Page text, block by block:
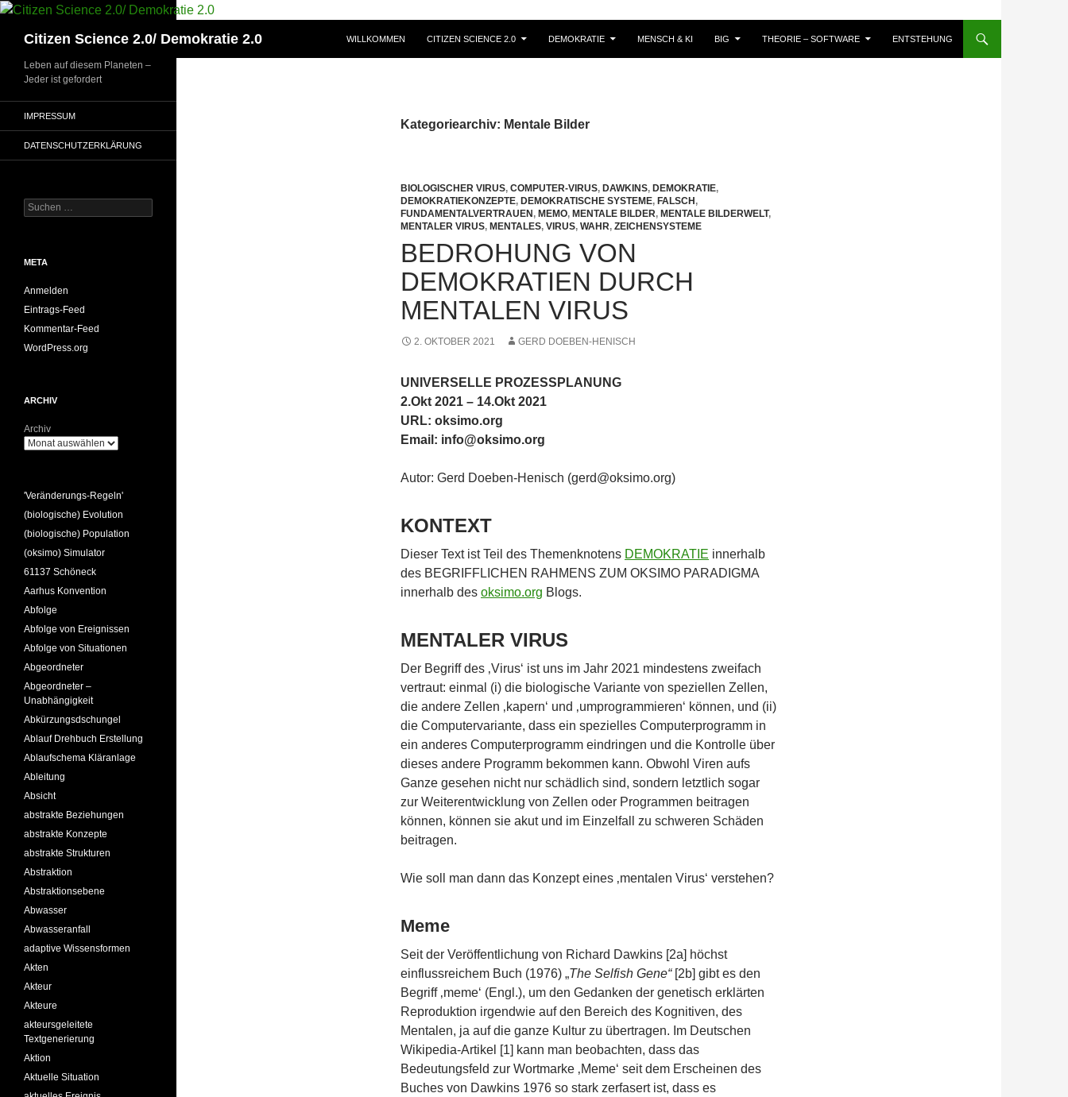
Zum
springenCitizen Science 2.0/ Demokratie 2.0 WILLKOMMEN CITIZEN SCIENCE 2.0 DEMOKRATIE MENSCH & KI BIG THEORIE – SOFTWARE ENTSTEHUNG
Kategoriearchiv: Mentale Bilder
BIOLOGISCHER VIRUS, COMPUTER-VIRUS, DAWKINS, DEMOKRATIE,
DEMOKRATIEKONZEPTE, DEMOKRATISCHE SYSTEME, FALSCH,
FUNDAMENTALVERTRAUEN, MEMO, MENTALE BILDER, MENTALE BILDERWELT,
MENTALER VIRUS, MENTALES, VIRUS, WAHR, ZEICHENSYSTEME
BEDROHUNG VON
DEMOKRATIEN DURCH
MENTALEN VIRUS
2. OKTOBER 2021 GERD DOEBEN-HENISCH
UNIVERSELLE PROZESSPLANUNG
2.Okt 2021 – 14.Okt 2021
URL: oksimo.org
Email: info@oksimo.org
Autor: Gerd Doeben-Henisch (gerd@oksimo.org)
KONTEXT
Dieser Text ist Teil des Themenknotens DEMOKRATIE innerhalb
des BEGRIFFLICHEN RAHMENS ZUM OKSIMO PARADIGMA
innerhalb des oksimo.org Blogs.
MENTALER VIRUS
Der Begriff des ‚Virus‘ ist uns im Jahr 2021 mindestens zweifach
vertraut: einmal (i) die biologische Variante von speziellen Zellen,
die andere Zellen ‚kapern‘ und ‚umprogrammieren‘ können, und (ii)
die Computervariante, dass ein spezielles Computerprogramm in
ein anderes Computerprogramm eindringen und die Kontrolle über
dieses andere Programm bekommen kann. Obwohl Viren aufs
Ganze gesehen nicht nur schädlich sind, sondern letztlich sogar
zur Weiterentwicklung von Zellen oder Programmen beitragen
können, können sie akut und im Einzelfall zu schweren Schäden
beitragen.
Wie soll man dann das Konzept eines ‚mentalen Virus‘ verstehen?
Meme
Seit der Veröffentlichung von Richard Dawkins [2a] höchst
einflussreichem Buch (1976) „The Selfish Gene“[2b] gibt es den
Begriff ‚meme‘ (Engl.), um den Gedanken der genetisch erklärten
Reproduktion irgendwie auf den Bereich des Kognitiven, des
Mentalen, ja auf die ganze Kultur zu übertragen. Im Deutschen
Wikipedia-Artikel [1] kann man beobachten, dass das
Bedeutungsfeld zur Wortmarke ‚Meme‘ seit dem Erscheinen des
Buches von Dawkins 1976 so stark zerfasert ist, dass es
Leben auf diesem Planeten –
Jeder ist gefordert
IMPRESSUM
DATENSCHUTZERKLÄRUNG
Suchen
nach:
META
Anmelden
Eintrags-Feed
Kommentar-Feed
WordPress.org
ARCHIV
Archiv
'Veränderungs-Regeln'
(biologische) Evolution
(biologische) Population
(oksimo) Simulator
61137 Schöneck
Aarhus Konvention
Abfolge
Abfolge von Ereignissen
Abfolge von Situationen
Abgeordneter
Abgeordneter –
Unabhängigkeit
Abkürzungsdschungel
Ablauf Drehbuch Erstellung
Ablaufschema Kläranlage
Ableitung
Absicht
abstrakte Beziehungen
abstrakte Konzepte
abstrakte Strukturen
Abstraktion
Abstraktionsebene
Abwasser
Abwasseranfall
adaptive Wissensformen
Akten
Akteur
Akteure
akteursgeleitete
Textgenerierung
Aktion
Aktuelle Situation